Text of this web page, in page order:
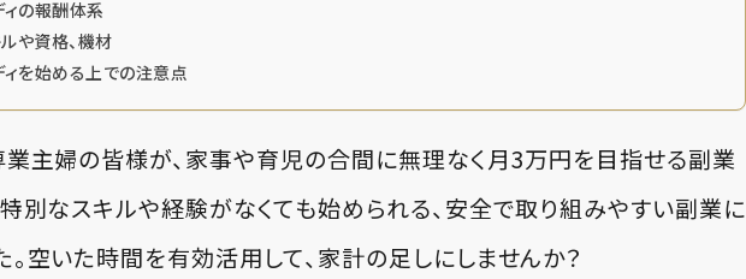
ィの報酬体系
や資格、機材
ィを始める上での注意点
業主婦の皆様が、家事や育児の合間に無理なく月3万円を目指せる副業
特別なスキルや経験がなくても始められる、安全で取り組みやすい副業に
空いた時間を有効活用して、家計の足しにしませんか？